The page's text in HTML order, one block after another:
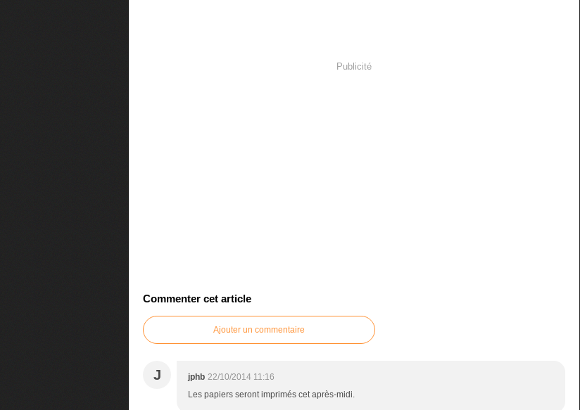
Publicité
Commenter cet article
Ajouter un commentaire
J jphb 22/10/2014 11:16
Les papiers seront imprimés cet après-midi.